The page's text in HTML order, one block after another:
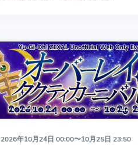
2026年10月24日 00:00〜10月25日 23:50